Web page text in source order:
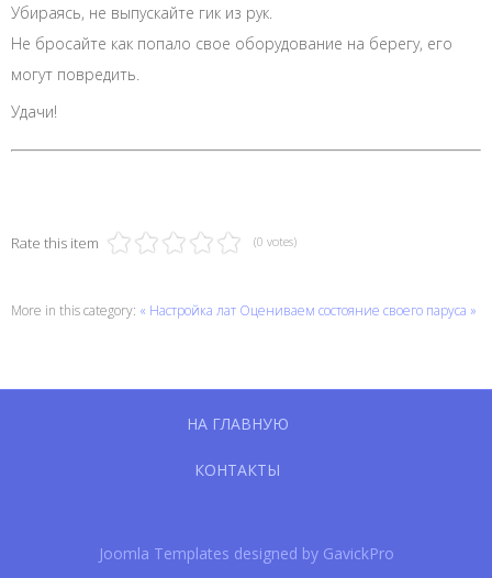
Убираясь, не выпускайте гик из рук.
Не бросайте как попало свое оборудование на берегу, его
могут повредить.
Удачи!
Rate this item (0 votes)
More in this category: « Настройка лат Оцениваем состояние своего паруса »
НА ГЛАВНУЮ
КОНТАКТЫ
Joomla Templates designed by GavickPro